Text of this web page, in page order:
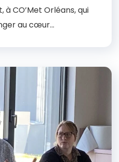
CO’Met Orléans, qui
au cœur...